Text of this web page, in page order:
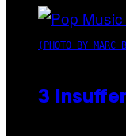
(PHOTO BY MARC
3